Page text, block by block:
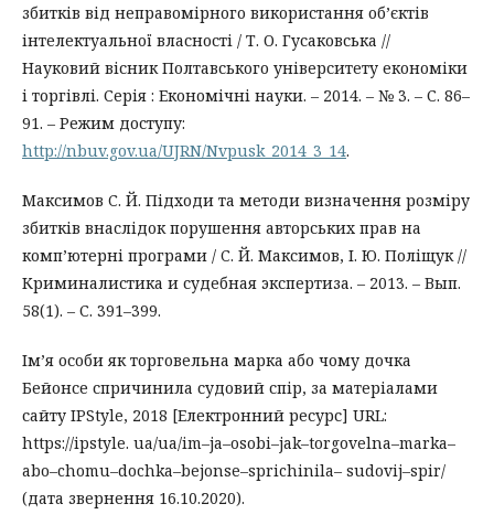
збитків від неправомірного використання об’єктів
інтелектуальної власності / Т. О. Гусаковська //
Науковий вісник Полтавського університету економіки
і торгівлі. Серія : Економічні науки. – 2014. – № 3. – С. 86–
91. – Режим доступу:
http://nbuv.gov.ua/UJRN/Nvpusk_2014_3_14.
Максимов C. Й. Підходи та методи визначення розміру
збитків внаслідок порушення авторських прав на
комп’ютерні програми / C. Й. Максимов, І. Ю. Поліщук //
Криминалистика и судебная экспертиза. – 2013. – Вып.
58(1). – С. 391–399.
Ім’я особи як торговельна марка або чому дочка
Бейонсе спричинила судовий спір, за матеріалами
сайту IPStyle, 2018 [Електронний ресурс] URL:
https://ipstyle. ua/ua/im–ja–osobi–jak–torgovelna–marka–
abo–chomu–dochka–bejonse–sprichinila– sudovij–spir/
(дата звернення 16.10.2020).